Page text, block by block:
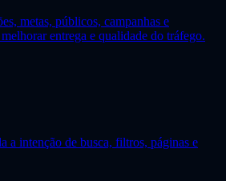
metas, públicos, campanhas e
entrega e qualidade do tráfego.
a intenção de busca, filtros, páginas e